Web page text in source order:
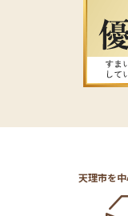
天理市を